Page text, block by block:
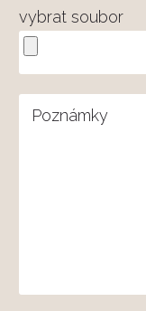
vybrat soubor
Poznámky